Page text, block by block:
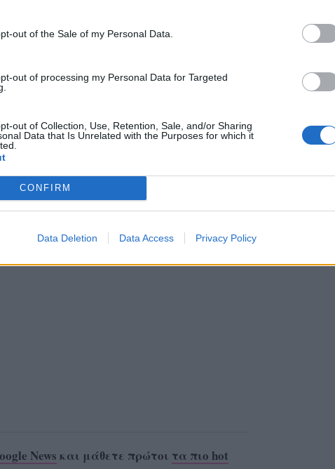
out of the Sale of my Personal Data.
out of processing my Personal Data for Targeted
out of Collection, Use, Retention, Sale, and/or Sharing
Data that Is Unrelated with the Purposes for which it
CONFIRM
Data Deletion Data Access Privacy Policy
News και μάθετε πρώτοι τα πιο hot